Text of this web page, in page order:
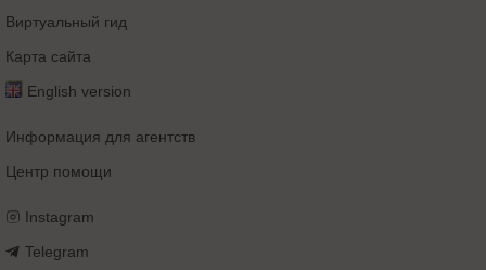
Виртуальный гид
Карта сайта
English version
Информация для агентств
Центр помощи
Instagram
Telegram